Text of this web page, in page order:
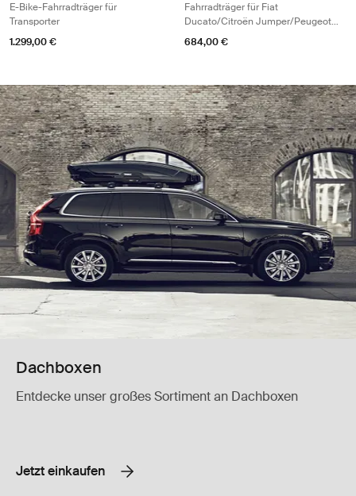
E-Bike-Fahrradträger für
Transporter
1.299,00 €
Fahrradträger für Fiat
Ducato/Citroën Jumper/Peugeot
Boxer/Ram Pro Master schwarz
684,00 €
Dachboxen
Entdecke unser großes Sortiment an Dachboxen
Jetzt einkaufen